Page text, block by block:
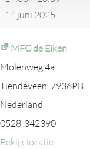
14 juni 2025
MFC de Eiken
Molenweg 4a
Tiendeveen, 7936PB
Nederland
0528-342390
Bekijk locatie